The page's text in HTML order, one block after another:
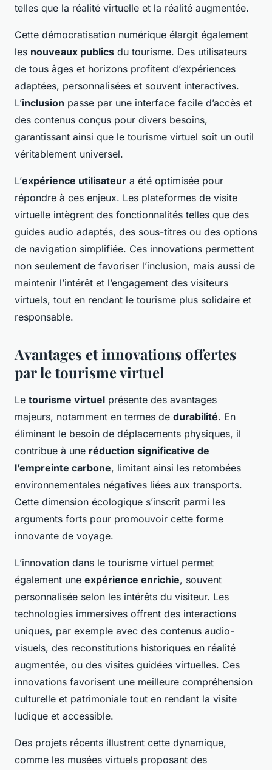
telles que la réalité virtuelle et la réalité augmentée.
Cette démocratisation numérique élargit également
les nouveaux publics du tourisme. Des utilisateurs
de tous âges et horizons profitent d’expériences
adaptées, personnalisées et souvent interactives.
L’inclusion passe par une interface facile d’accès et
des contenus conçus pour divers besoins,
garantissant ainsi que le tourisme virtuel soit un outil
véritablement universel.
L’expérience utilisateur a été optimisée pour
répondre à ces enjeux. Les plateformes de visite
virtuelle intègrent des fonctionnalités telles que des
guides audio adaptés, des sous-titres ou des options
de navigation simplifiée. Ces innovations permettent
non seulement de favoriser l’inclusion, mais aussi de
maintenir l’intérêt et l’engagement des visiteurs
virtuels, tout en rendant le tourisme plus solidaire et
responsable.
Avantages et innovations offertes
par le tourisme virtuel
Le tourisme virtuel présente des avantages
majeurs, notamment en termes de durabilité. En
éliminant le besoin de déplacements physiques, il
contribue à une réduction significative de
l’empreinte carbone, limitant ainsi les retombées
environnementales négatives liées aux transports.
Cette dimension écologique s’inscrit parmi les
arguments forts pour promouvoir cette forme
innovante de voyage.
L’innovation dans le tourisme virtuel permet
également une expérience enrichie, souvent
personnalisée selon les intérêts du visiteur. Les
technologies immersives offrent des interactions
uniques, par exemple avec des contenus audio-
visuels, des reconstitutions historiques en réalité
augmentée, ou des visites guidées virtuelles. Ces
innovations favorisent une meilleure compréhension
culturelle et patrimoniale tout en rendant la visite
ludique et accessible.
Des projets récents illustrent cette dynamique,
comme les musées virtuels proposant des